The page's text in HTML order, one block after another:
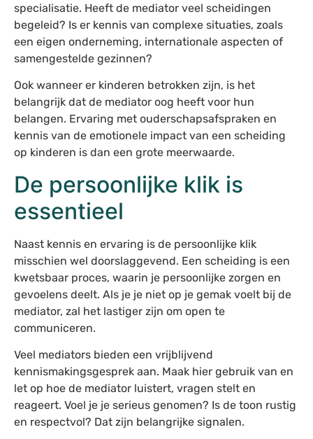
specialisatie. Heeft de mediator veel scheidingen
begeleid? Is er kennis van complexe situaties, zoals
een eigen onderneming, internationale aspecten of
samengestelde gezinnen?
Ook wanneer er kinderen betrokken zijn, is het
belangrijk dat de mediator oog heeft voor hun
belangen. Ervaring met ouderschapsafspraken en
kennis van de emotionele impact van een scheiding
op kinderen is dan een grote meerwaarde.
De persoonlijke klik is
essentieel
Naast kennis en ervaring is de persoonlijke klik
misschien wel doorslaggevend. Een scheiding is een
kwetsbaar proces, waarin je persoonlijke zorgen en
gevoelens deelt. Als je je niet op je gemak voelt bij de
mediator, zal het lastiger zijn om open te
communiceren.
Veel mediators bieden een vrijblijvend
kennismakingsgesprek aan. Maak hier gebruik van en
let op hoe de mediator luistert, vragen stelt en
reageert. Voel je je serieus genomen? Is de toon rustig
en respectvol? Dat zijn belangrijke signalen.